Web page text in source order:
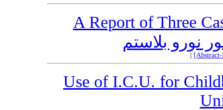
A Report of Three
نورو بلاستم
Use of I.C.U. for